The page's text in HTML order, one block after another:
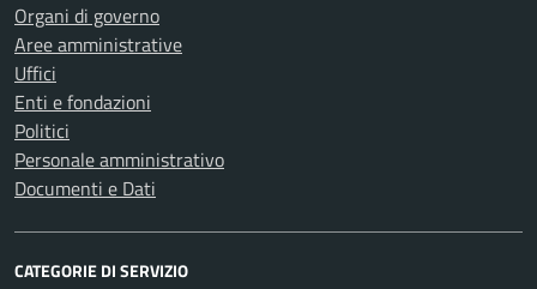
Organi di governo
Aree amministrative
Uffici
Enti e fondazioni
Politici
Personale amministrativo
Documenti e Dati
CATEGORIE DI SERVIZIO